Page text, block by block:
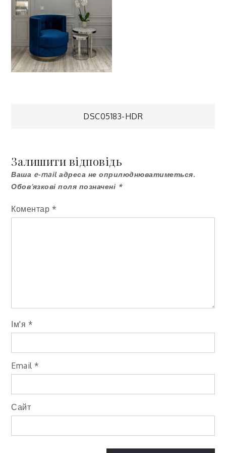
Навігація
записів
DSC05183-HDR
Залишити відповідь
Ваша e-mail адреса не оприлюднюватиметься.
Обов’язкові поля позначені *
Коментар *
Ім'я *
Email *
Сайт